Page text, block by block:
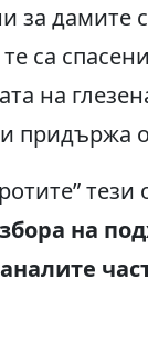
за дамите
са
на
придържа
на